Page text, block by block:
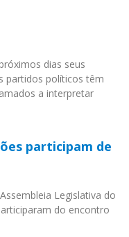
dias seus
partidos políticos têm
a interpretar
participam de
Legislativa do
do encontro